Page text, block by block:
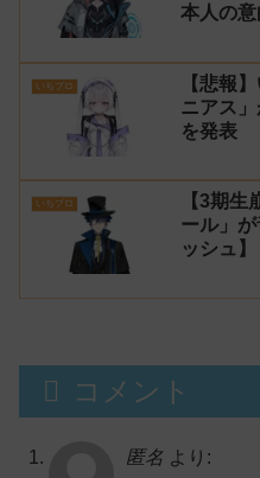
本人の意
いちプロ
【悲報
ニアス
を発表
いちプロ
【3期生
ール」
ッシュ】
コメント
匿名 より: